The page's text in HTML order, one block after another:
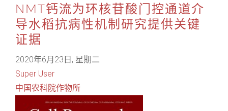
NMT钙流为环核苷酸门控通道介
导水稻抗病性机制研究提供关键
证据
2020年6月23日, 星期二
Super User
中国农科院作物所